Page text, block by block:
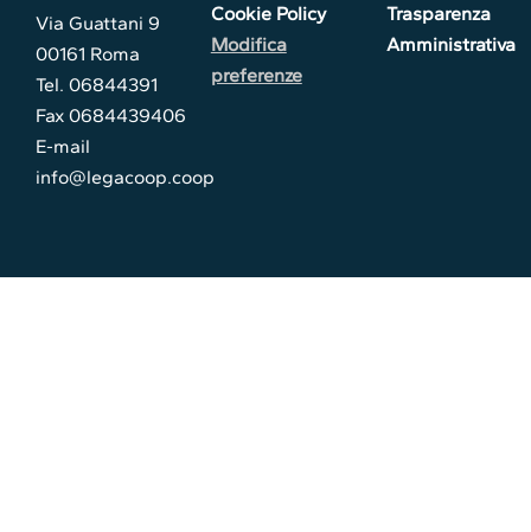
Via Guattani 9
00161 Roma
Tel. 06844391
Fax 0684439406
E-mail
info@legacoop.coop
Cookie Policy
Modifica
preferenze
Trasparenza
Amministrativa